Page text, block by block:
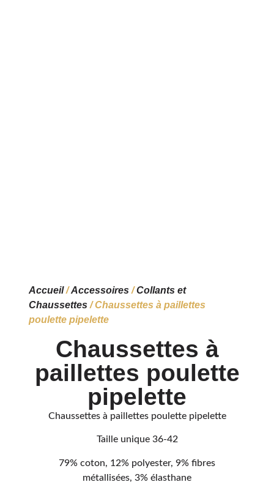
Accueil/Accessoires/Collants et
Chaussettes/ Chaussettes à paillettes
poulette pipelette
Chaussettes à
paillettes poulette
pipelette
Chaussettes à paillettes poulette pipelette
Taille unique 36-42
79% coton, 12% polyester, 9% fibres
métallisées, 3% élasthane